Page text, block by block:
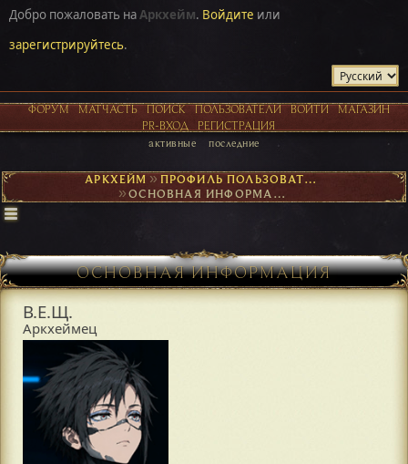
Добро пожаловать наАркхейм. Войдите или
зарегистрируйтесь.
ФОРУМ МАТЧАСТЬ ПОИСК ПОЛЬЗОВАТЕЛИ ВОЙТИ
МАГАЗИН
PR-ВХОД
РЕГИСТРАЦИЯ
активные последние
АРКХЕЙМ► ПРОФИЛЬ ПОЛЬЗОВАТЕЛЯ В.Е.Щ.
► ОСНОВНАЯ ИНФОРМАЦИЯ
ОСНОВНАЯ ИНФОРМАЦИЯ
В.Е.Щ.
Аркхеймец